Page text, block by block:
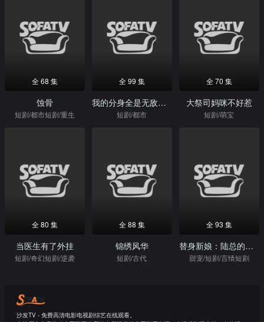
全 68 集
蚀骨
短剧/都市短剧/重生
全 99 集
我的分身全是无敌大佬
短剧/都市
全 70 集
大祭司妈咪不好惹
短剧/萌宝
全 80 集
当医生有了外挂
短剧/奇幻短剧/逆袭
全 88 集
锦绣风华
短剧/古代
全 93 集
替身新娘：陆总的第一宠妻
甜宠/短剧/言情短剧
沙发TV - 免费高清电影电视剧综艺在线观看。